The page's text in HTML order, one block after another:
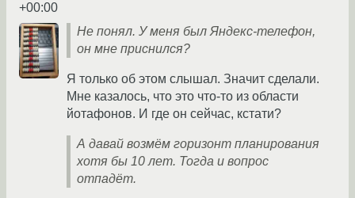
+00:00
Не понял. У меня был Яндекс-телефон,
он мне приснился?
Я только об этом слышал. Значит сделали.
Мне казалось, что это что-то из области
йотафонов. И где он сейчас, кстати?
А давай возмём горизонт планирования
хотя бы 10 лет. Тогда и вопрос
отпадёт.